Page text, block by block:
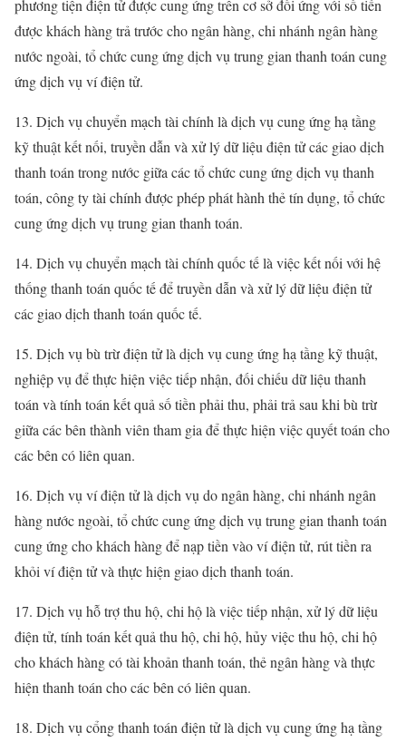
phương tiện điện tử được cung ứng trên cơ sở đối ứng với số tiền
được khách hàng trả trước cho ngân hàng, chi nhánh ngân hàng
nước ngoài, tổ chức cung ứng dịch vụ trung gian thanh toán cung
ứng dịch vụ ví điện tử.
13. Dịch vụ chuyển mạch tài chính là dịch vụ cung ứng hạ tầng
kỹ thuật kết nối, truyền dẫn và xử lý dữ liệu điện tử các giao dịch
thanh toán trong nước giữa các tổ chức cung ứng dịch vụ thanh
toán, công ty tài chính được phép phát hành thẻ tín dụng, tổ chức
cung ứng dịch vụ trung gian thanh toán.
14. Dịch vụ chuyển mạch tài chính quốc tế là việc kết nối với hệ
thống thanh toán quốc tế để truyền dẫn và xử lý dữ liệu điện tử
các giao dịch thanh toán quốc tế.
15. Dịch vụ bù trừ điện tử là dịch vụ cung ứng hạ tầng kỹ thuật,
nghiệp vụ để thực hiện việc tiếp nhận, đối chiếu dữ liệu thanh
toán và tính toán kết quả số tiền phải thu, phải trả sau khi bù trừ
giữa các bên thành viên tham gia để thực hiện việc quyết toán cho
các bên có liên quan.
16. Dịch vụ ví điện tử là dịch vụ do ngân hàng, chi nhánh ngân
hàng nước ngoài, tổ chức cung ứng dịch vụ trung gian thanh toán
cung ứng cho khách hàng để nạp tiền vào ví điện tử, rút tiền ra
khỏi ví điện tử và thực hiện giao dịch thanh toán.
17. Dịch vụ hỗ trợ thu hộ, chi hộ là việc tiếp nhận, xử lý dữ liệu
điện tử, tính toán kết quả thu hộ, chi hộ, hủy việc thu hộ, chi hộ
cho khách hàng có tài khoản thanh toán, thẻ ngân hàng và thực
hiện thanh toán cho các bên có liên quan.
18. Dịch vụ cổng thanh toán điện tử là dịch vụ cung ứng hạ tầng